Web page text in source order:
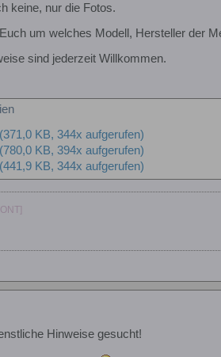
keine, nur die Fotos.
um welches Modell, Hersteller der
sind jederzeit Willkommen.
(371,0 KB, 344x aufgerufen)
(780,0 KB, 394x aufgerufen)
(441,9 KB, 344x aufgerufen)
Hinweise gesucht!